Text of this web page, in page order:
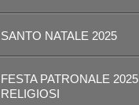
SANTO NATALE 2025
FESTA PATRONALE 2025
RELIGIOSI